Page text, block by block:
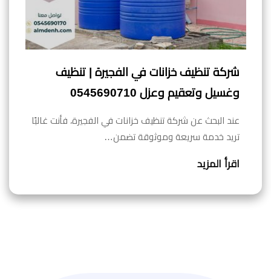
شركة تنظيف خزانات في الفجيرة | تنظيف
وغسيل وتعقيم وعزل 0545690710
عند البحث عن شركة تنظيف خزانات في الفجيرة، فأنت غالبًا
تريد خدمة سريعة وموثوقة تضمن…
اقرأ المزيد